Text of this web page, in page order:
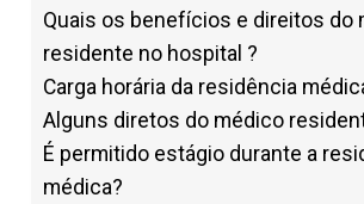
Quais os benefícios e direitos do
residente no hospital ?
Carga horária da residência
Alguns diretos do médico
É permitido estágio durante a
médica?